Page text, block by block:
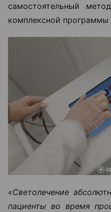
самостоятельный
комплексной программы
«Светолечение
пациенты во время